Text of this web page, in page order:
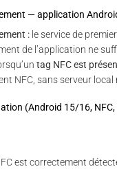
— application
: le service de
de l’application ne
tag NFC est
NFC, sans serveur
(Android 15/16,
est correctement